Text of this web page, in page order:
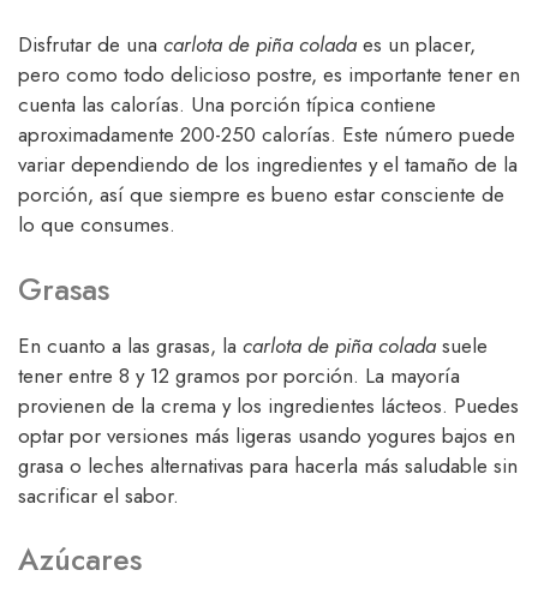
Disfrutar de una carlota de piña colada es un placer,
pero como todo delicioso postre, es importante tener en
cuenta las calorías. Una porción típica contiene
aproximadamente 200-250 calorías. Este número puede
variar dependiendo de los ingredientes y el tamaño de la
porción, así que siempre es bueno estar consciente de
lo que consumes.
Grasas
En cuanto a las grasas, la carlota de piña colada suele
tener entre 8 y 12 gramos por porción. La mayoría
provienen de la crema y los ingredientes lácteos. Puedes
optar por versiones más ligeras usando yogures bajos en
grasa o leches alternativas para hacerla más saludable sin
sacrificar el sabor.
Azúcares